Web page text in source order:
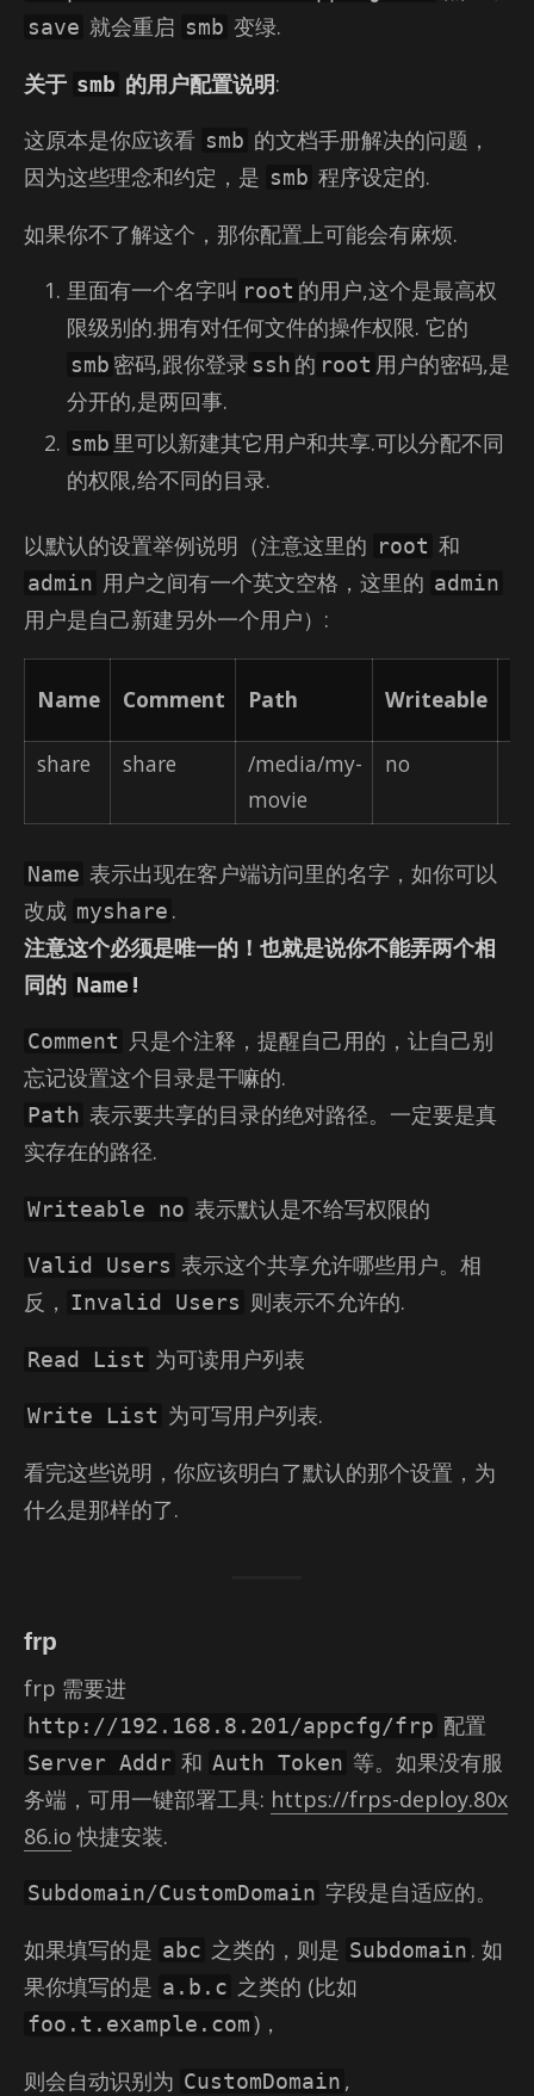
save 就会重启 smb 变绿.
关于 smb 的用户配置说明:
这原本是你应该看 smb 的文档手册解决的问题，
因为这些理念和约定，是 smb 程序设定的.
如果你不了解这个，那你配置上可能会有麻烦.
里面有一个名字叫 root 的用户,这个是最高权
限级别的.拥有对任何文件的操作权限. 它的
smb 密码,跟你登录 ssh 的 root 用户的密码,是
分开的,是两回事.
smb 里可以新建其它用户和共享.可以分配不同
的权限,给不同的目录.
以默认的设置举例说明（注意这里的 root 和
admin 用户之间有一个英文空格，这里的 admin
用户是自己新建另外一个用户）:
Name Comment Path Writeable
share
share
/media/my-
movie
no
Name 表示出现在客户端访问里的名字，如你可以
改成 myshare .
注意这个必须是唯一的！也就是说你不能弄两个相
同的 Name !
Comment 只是个注释，提醒自己用的，让自己别
忘记设置这个目录是干嘛的.
Path 表示要共享的目录的绝对路径。一定要是真
实存在的路径.
Writeable no 表示默认是不给写权限的
Valid Users 表示这个共享允许哪些用户。相
反， Invalid Users 则表示不允许的.
Read List 为可读用户列表
Write List 为可写用户列表.
看完这些说明，你应该明白了默认的那个设置，为
什么是那样的了.
frp
frp 需要进
http://192.168.8.201/appcfg/frp 配置
Server Addr 和 Auth Token 等。如果没有服
务端，可用一键部署工具: https://frps-deploy.80x
86.io 快捷安装.
Subdomain/CustomDomain 字段是自适应的。
如果填写的是 abc 之类的，则是 Subdomain . 如
果你填写的是 a.b.c 之类的 (比如
foo.t.example.com)，
则会自动识别为 CustomDomain ,